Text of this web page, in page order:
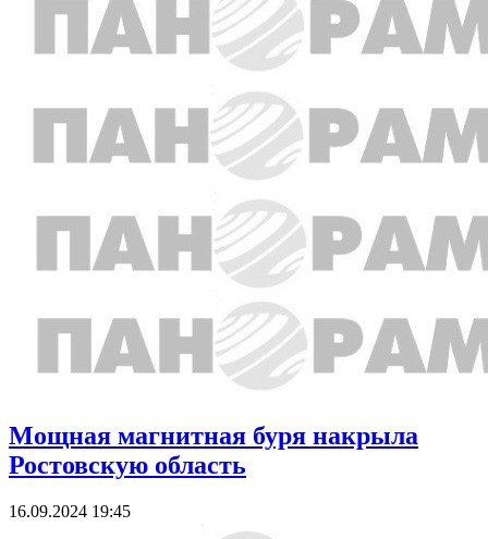
Мощная магнитная буря накрыла
Ростовскую область
16.09.2024 19:45